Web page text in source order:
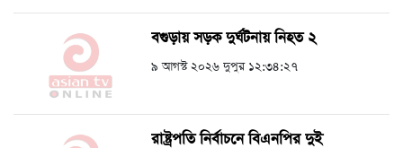
বগুড়ায় সড়ক দুর্ঘটনায় নিহত ২
৯ আগস্ট ২০২৬ দুপুর ১২:৩৪:২৭
রাষ্ট্রপতি নির্বাচনে বিএনপির দুই